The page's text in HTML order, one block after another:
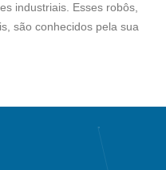
industriais. Esses robôs,
são conhecidos pela sua